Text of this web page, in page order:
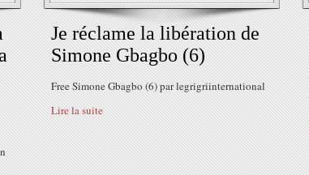
Je réclame la libération de
Simone Gbagbo (6)
Free Simone Gbagbo (6) par legrigriinternational
Lire la suite